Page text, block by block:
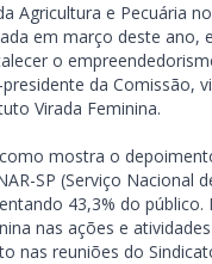
Agricultura e Pecuária
em março deste ano,
o
da Comissão,
Virada Feminina.
mostra o
SP (Serviço Nacional
43,3% do público.
nas ações e atividades
nas reuniões do